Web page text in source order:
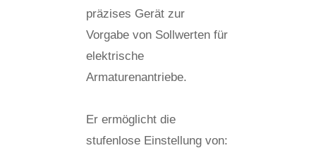
präzises Gerät zur
Vorgabe von Sollwerten für
elektrische
Armaturenantriebe.
Er ermöglicht die
stufenlose Einstellung von: